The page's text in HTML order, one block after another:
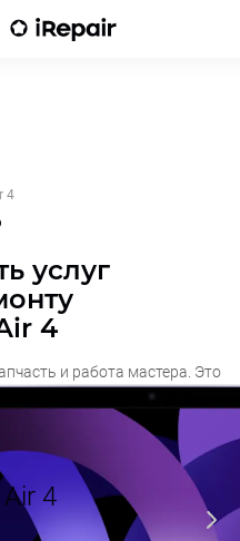
4
4
услуг
4
и работа мастера. Это
в нашем сервисе
бесплатно
4